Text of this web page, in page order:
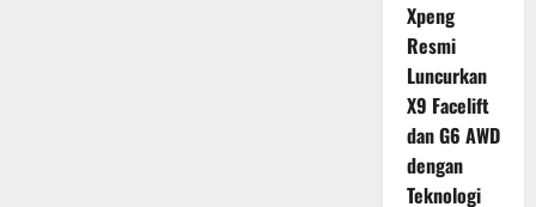
Xpeng
Resmi
Luncurkan
X9 Facelift
dan G6 AWD
dengan
Teknologi